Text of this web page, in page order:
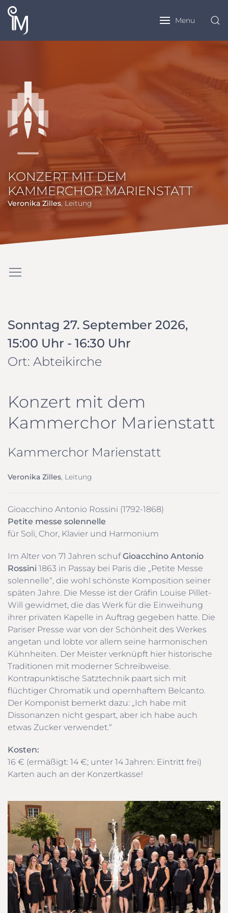
Menu
KONZERT MIT DEM
KAMMERCHOR MARIENSTATT
Veronika Zilles, Leitung
Sonntag 27. September 2026,
15:00 Uhr - 16:30 Uhr
Ort: Abteikirche
Konzert mit dem
Kammerchor Marienstatt
Kammerchor Marienstatt
Veronika Zilles, Leitung
Gioacchino Antonio Rossini (1792-1868)
Petite messe solennelle
für Soli, Chor, Klavier und Harmonium
Im Alter von 71 Jahren schufGioacchino Antonio
Rossini 1863 in Passay bei Paris die „Petite Messe
solennelle“, die wohl schönste Komposition seiner
späten Jahre. Die Messe ist der Gräfin Louise Pillet-
Will gewidmet, die das Werk für die Einweihung
ihrer privaten Kapelle in Auftrag gegeben hatte. Die
Pariser Presse war von der Schönheit des Werkes
angetan und lobte vor allem seine harmonischen
Kühnheiten. Der Meister verknüpft hier historische
Traditionen mit moderner Schreibweise.
Kontrapunktische Satztechnik paart sich mit
flüchtiger Chromatik und opernhaftem Belcanto.
Der Komponist bemerkt dazu: „Ich habe mit
Dissonanzen nicht gespart, aber ich habe auch
etwas Zucker verwendet.“
Kosten:
16 € (ermäßigt: 14 €; unter 14 Jahren: Eintritt frei)
Karten auch an der Konzertkasse!